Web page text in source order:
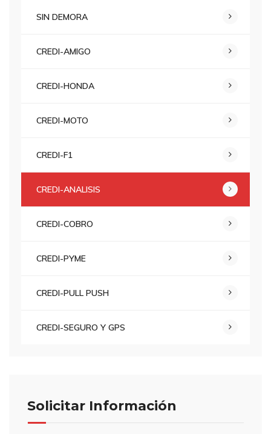
SIN DEMORA
CREDI-AMIGO
CREDI-HONDA
CREDI-MOTO
CREDI-F1
CREDI-ANALISIS
CREDI-COBRO
CREDI-PYME
CREDI-PULL PUSH
CREDI-SEGURO Y GPS
Solicitar Información